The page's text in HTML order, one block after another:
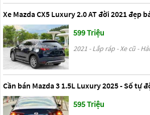
Xe Mazda CX5 Luxury 2.0 AT đời 2021 đẹp
599 Triệu
2021 - Lắp ráp - Xe cũ -
Cần bán Mazda 3 1.5L Luxury 2025 - Số tự
595 Triệu